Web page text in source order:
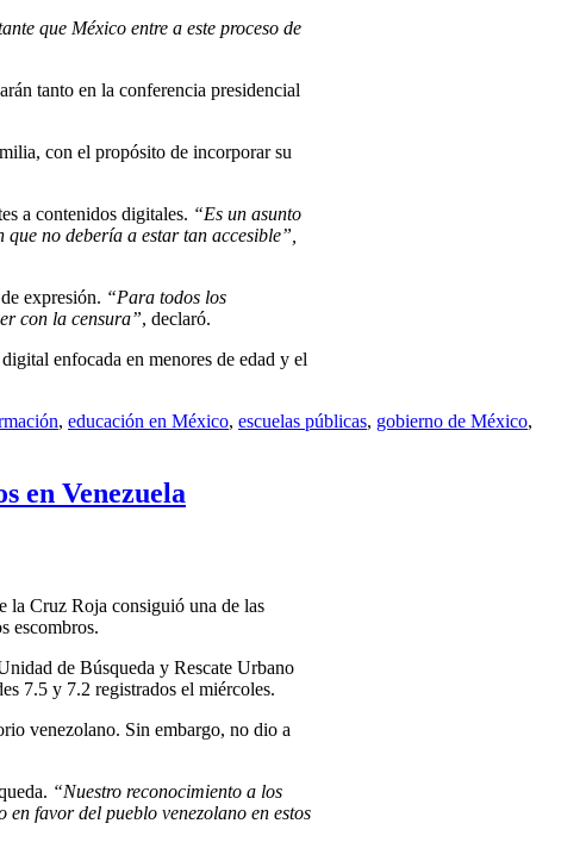
que México entre a este proceso de
tanto en la conferencia presidencial
con el propósito de incorporar su
a contenidos digitales. “Es un asunto
no debería a estar tan accesible”,
expresión. “Para todos los
con la censura”, declaró.
enfocada en menores de edad y el
, educación en México, escuelas públicas, gobierno de México,
en Venezuela
la Cruz Roja consiguió una de las
escombros.
de Búsqueda y Rescate Urbano
7.5 y 7.2 registrados el miércoles.
venezolano. Sin embargo, no dio a
“Nuestro reconocimiento a los
favor del pueblo venezolano en estos